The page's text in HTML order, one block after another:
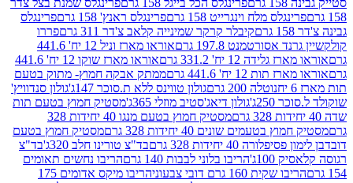
פרינגלס הכל בייגל 158 גרם
פרינגלס שמנת בצל צדר
מלח וינגרייט 158 גרם
פרינגלס ראנץ' 158 גרם
פרינגלס
קיבלר קרקר שמינייה קלאב צ'דר 311 גרם
פררו
197.8 גרם
אוראו מארז וניל 12 יח' 441.6
12 יח' 331.2 גרם
אוראו מארז שוקו 12 יח' 441.6
12 יח' 441.6 גרם
ממתק אבקה חמוץ- מתוק בטעם
נוטלה 200 גרם
גולון טווינס ללא ת.סוכר 147ג'
גולון סנדוויץ'
250ג'
גולון דיאג'סטיב מוזלי 365ג'
מסטיק חמוץ בטעם תות
מסטיק חמוץ בטעם מנגו 40 יחידות 328
בטעמים שונים 40 יחידות 328 גרם
מסטיק חמוץ בטעם
40 יחידות 328 גרם
בד"צ טורינו חלב 320ג'
בד"צ
הריבו בלוני לבבות 140 גרם
הריבו נחשים תאומים
160 גרם דובי צבעוני
הריבו מיקס אדומים 175